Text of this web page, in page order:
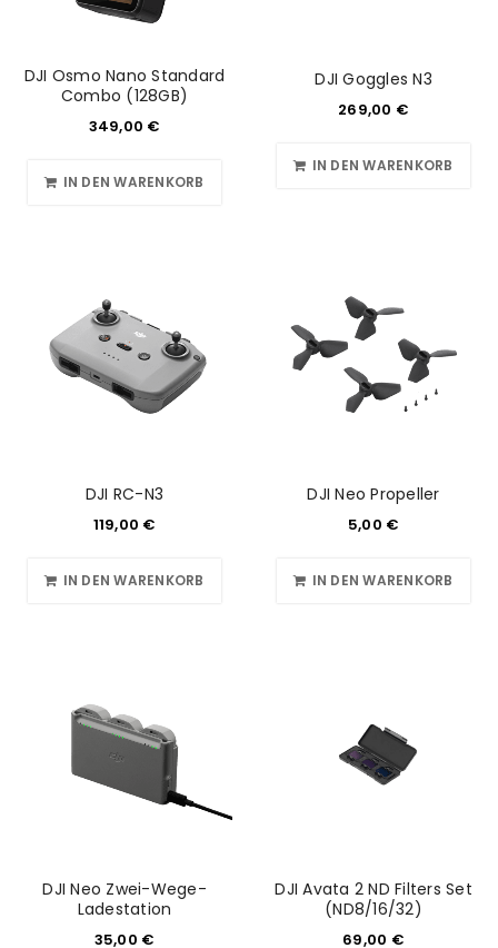
DJI Osmo Nano Standard
Combo (128GB)
349,00 €
IN DEN WARENKORB
DJI Goggles N3
269,00 €
IN DEN WARENKORB
DJI RC-N3
119,00 €
IN DEN WARENKORB
DJI Neo Propeller
5,00 €
IN DEN WARENKORB
DJI Neo Zwei-Wege-
Ladestation
35,00 €
DJI Avata 2 ND Filters Set
(ND8/16/32)
69,00 €